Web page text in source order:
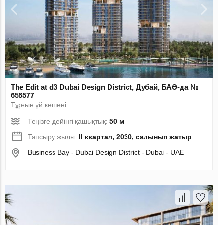
The Edit at d3 Dubai Design District, Дубай, БАӘ-да №
658577
Тұрғын үй кешені
Теңізге дейінгі қашықтық:50 м
Тапсыру жылы: II квартал, 2030, салынып жатыр
Business Bay - Dubai Design District - Dubai - UAE